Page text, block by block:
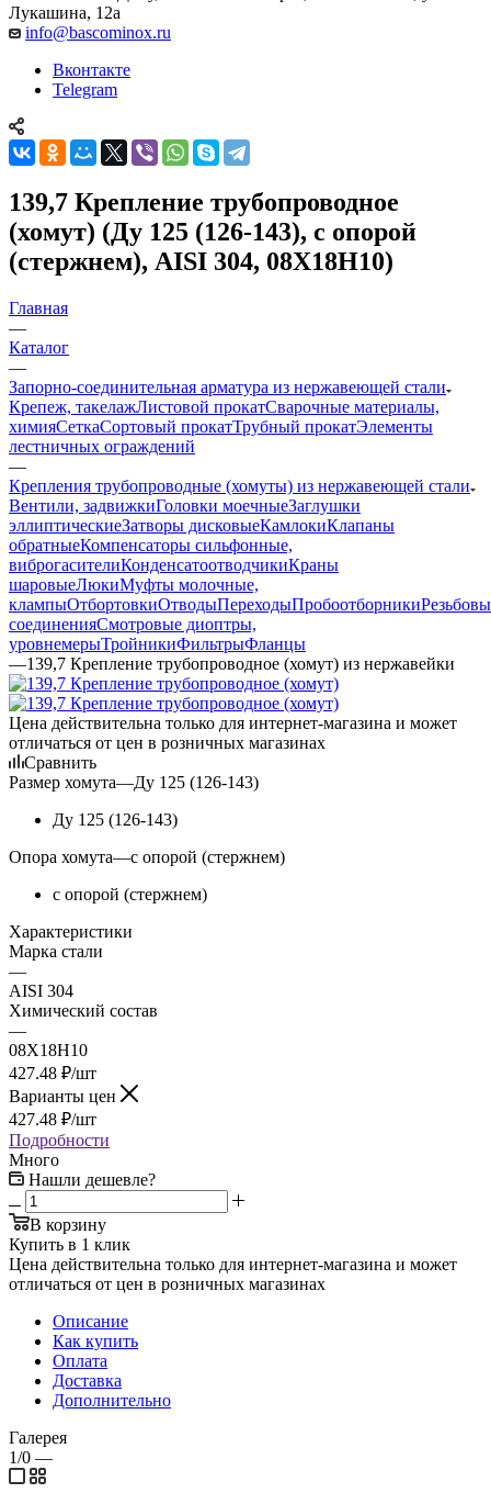
Лукашина, 12а
info@bascominox.ru
Вконтакте
Telegram
139,7 Крепление трубопроводное
(хомут) (Ду 125 (126-143), c опорой
(стержнем), AISI 304, 08Х18Н10)
Главная
—
Каталог
—
Запорно-соединительная арматура из нержавеющей стали
Крепеж, такелажЛистовой прокатСварочные материалы,
химияСеткаСортовый прокатТрубный прокатЭлементы
лестничных ограждений
—
Крепления трубопроводные (хомуты) из нержавеющей стали
Вентили, задвижкиГоловки моечныеЗаглушки
эллиптическиеЗатворы дисковыеКамлокиКлапаны
обратныеКомпенсаторы сильфонные,
виброгасителиКонденсатоотводчикиКраны
шаровыеЛюкиМуфты молочные,
клампыОтбортовкиОтводыПереходыПробоотборники
соединенияСмотровые диоптры,
уровнемерыТройникиФильтрыФланцы
—139,7 Крепление трубопроводное (хомут) из нержавейки
Цена действительна только для интернет-магазина и может
отличаться от цен в розничных магазинах
Сравнить
Размер хомута—Ду 125 (126-143)
Ду 125 (126-143)
Опора хомута—c опорой (стержнем)
c опорой (стержнем)
Характеристики
Марка стали
—
AISI 304
Химический состав
—
08Х18Н10
427.48 ₽/шт
Варианты цен
427.48 ₽/шт
Подробности
Много
Нашли дешевле?
В корзину
Купить в 1 клик
Цена действительна только для интернет-магазина и может
отличаться от цен в розничных магазинах
Описание
Как купить
Оплата
Доставка
Дополнительно
Галерея
1/0 —